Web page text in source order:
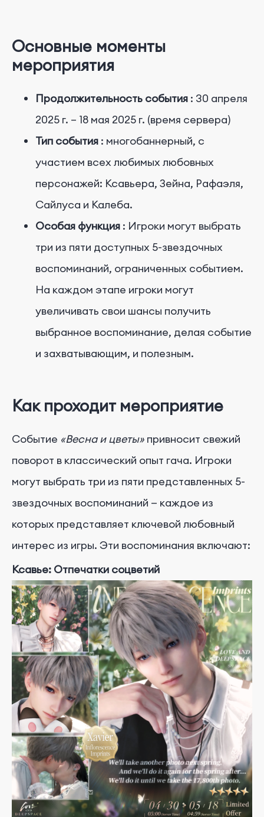
Основные моменты
мероприятия
Продолжительность события : 30 апреля
2025 г. – 18 мая 2025 г. (время сервера)
Тип события : многобаннерный, с
участием всех любимых любовных
персонажей: Ксавьера, Зейна, Рафаэля,
Сайлуса и Калеба.
Особая функция : Игроки могут выбрать
три из пяти доступных 5-звездочных
воспоминаний, ограниченных событием.
На каждом этапе игроки могут
увеличивать свои шансы получить
выбранное воспоминание, делая событие
и захватывающим, и полезным.
Как проходит мероприятие
Событие «Весна и цветы» привносит свежий
поворот в классический опыт гача. Игроки
могут выбрать три из пяти представленных 5-
звездочных воспоминаний — каждое из
которых представляет ключевой любовный
интерес из игры. Эти воспоминания включают:
Ксавье: Отпечатки соцветий